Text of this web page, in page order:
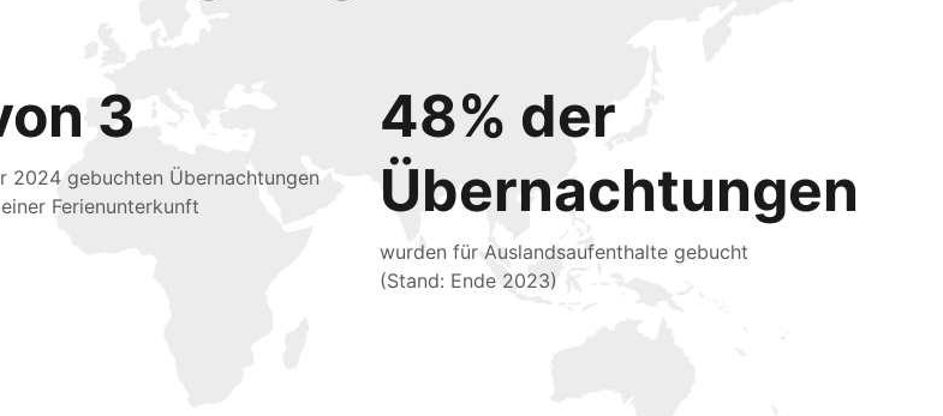
3
2024 gebuchten Übernachtungen
Ferienunterkunft
48% der
Übernachtungen
wurden für Auslandsaufenthalte gebucht
(Stand: Ende 2023)